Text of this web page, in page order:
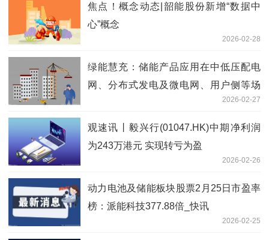
焦点！概念动态|韶能股份新增“数据中
心”概念
2026-02-28
绿能慧充：储能产品应用在中低压配电
网、分布式发电及微电网、用户侧等场
2026-02-27
观速讯丨毅兴行(01047.HK)中期净利润
为243万港元 实现转亏为盈
2026-02-26
动力电池及储能板块股票2月25日市盈率
榜：派能科技377.88倍_快讯
2026-02-25